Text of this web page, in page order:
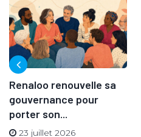
Renaloo renouvelle sa
gouvernance pour
porter son...
23 juillet 2026